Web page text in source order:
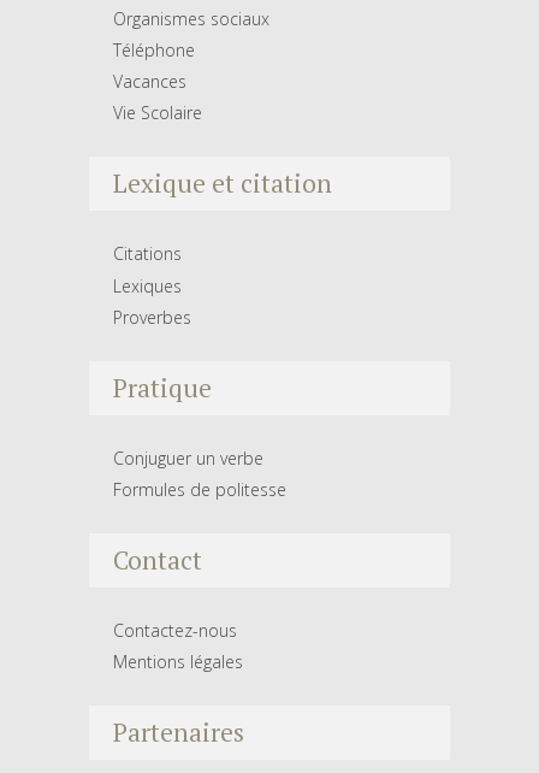
Organismes sociaux
Téléphone
Vacances
Vie Scolaire
Lexique et citation
Citations
Lexiques
Proverbes
Pratique
Conjuguer un verbe
Formules de politesse
Contact
Contactez-nous
Mentions légales
Partenaires